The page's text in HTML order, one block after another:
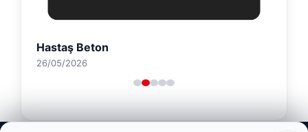
Hastaş Beton
26/05/2026